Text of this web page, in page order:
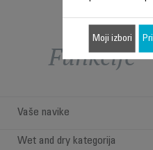
Funkcije
Vaše navike
Wet and dry kategorija
Moji izbori